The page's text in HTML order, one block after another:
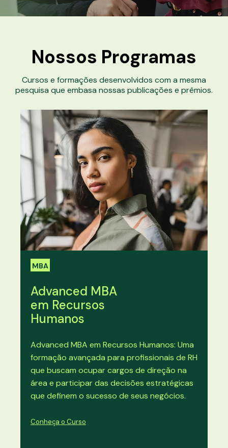
Nossos Programas
Cursos e formações desenvolvidos com a mesma
pesquisa que embasa nossas publicações e prêmios.
MBA
Advanced MBA
em Recursos
Humanos
Advanced MBA em Recursos Humanos: Uma
formação avançada para profissionais de RH
que buscam ocupar cargos de direção na
área e participar das decisões estratégicas
que definem o sucesso de seus negócios.
Conheça o Curso